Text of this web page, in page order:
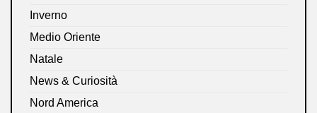
Inverno
Medio Oriente
Natale
News & Curiosità
Nord America